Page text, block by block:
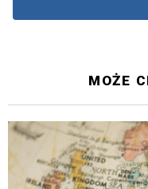
MOŻE